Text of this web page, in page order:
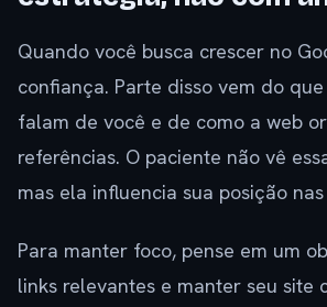
Quando você busca crescer no
confiança. Parte disso vem do
falam de você e de como a web
referências. O paciente não vê
mas ela influencia sua posição nas
Para manter foco, pense em um
links relevantes e manter seu site